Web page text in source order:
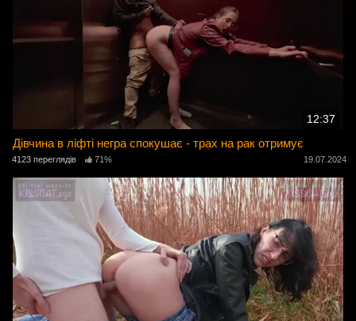
12:37
Дівчина в ліфті негра спокушає - трах на рак отримує
4123 переглядів 71% 19.07.2024